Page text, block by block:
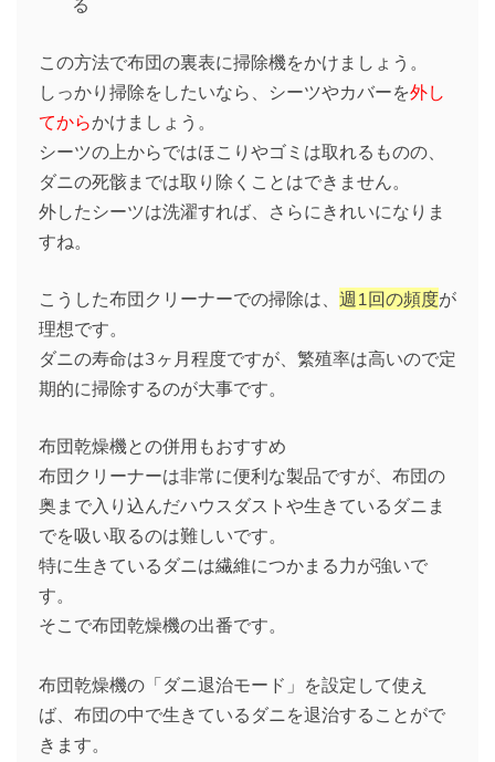
る
この方法で布団の裏表に掃除機をかけましょう。
しっかり掃除をしたいなら、シーツやカバーを外し
てからかけましょう。
シーツの上からではほこりやゴミは取れるものの、
ダニの死骸までは取り除くことはできません。
外したシーツは洗濯すれば、さらにきれいになりま
すね。
こうした布団クリーナーでの掃除は、 週1回の頻度が
理想です。
ダニの寿命は3ヶ月程度ですが、繁殖率は高いので定
期的に掃除するのが大事です。
布団乾燥機との併用もおすすめ
布団クリーナーは非常に便利な製品ですが、布団の
奥まで入り込んだハウスダストや生きているダニま
でを吸い取るのは難しいです。
特に生きているダニは繊維につかまる力が強いで
す。
そこで布団乾燥機の出番です。
布団乾燥機の「ダニ退治モード」を設定して使え
ば、布団の中で生きているダニを退治することがで
きます。